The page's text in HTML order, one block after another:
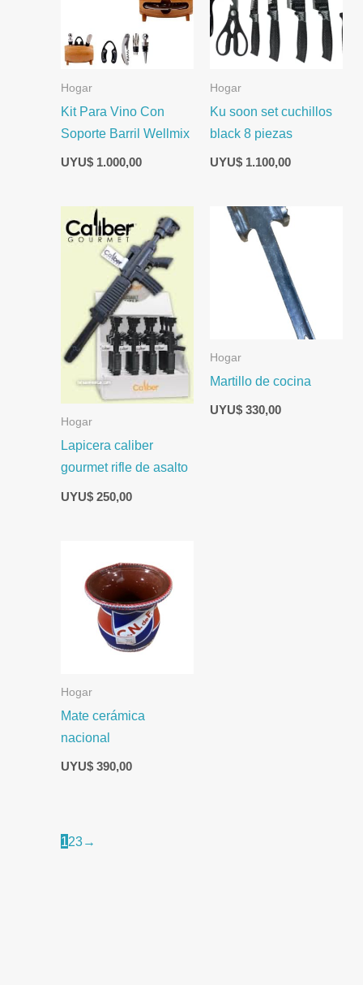
Hogar
Kit Para Vino Con
Soporte Barril Wellmix
UYU$1.000,00
Hogar
Ku soon set cuchillos
black 8 piezas
UYU$1.100,00
Hogar
Lapicera caliber
gourmet rifle de asalto
UYU$250,00
Hogar
Martillo de cocina
UYU$330,00
Hogar
Mate cerámica
nacional
UYU$390,00
123→